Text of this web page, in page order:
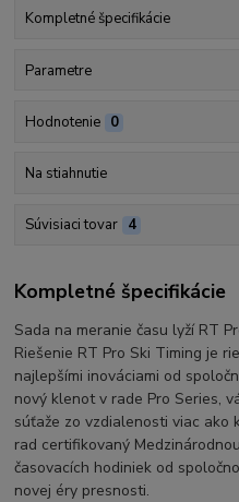
Kompletné špecifikácie
Parametre
Hodnotenie 0
Na stiahnutie
Súvisiaci tovar 4
Kompletné špecifikácie
Sada na meranie času lyží RT
Riešenie RT Pro Ski Timing je
najlepšími inováciami od
nový klenot v rade Pro Series,
súťaže zo vzdialenosti viac ako
rad certifikovaný
časovacích hodiniek od
novej éry presnosti.